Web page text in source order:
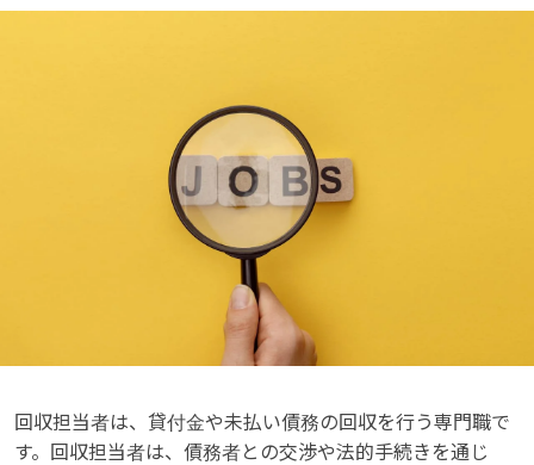
回収担当者は、貸付金や未払い債務の回収を行う専門職で
す。回収担当者は、債務者との交渉や法的手続きを通じ